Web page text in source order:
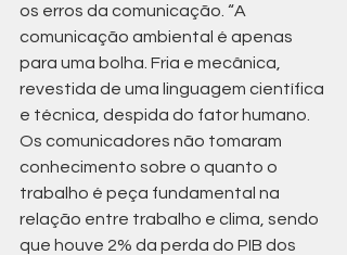
os erros da comunicação. “A
comunicação ambiental é apenas
para uma bolha. Fria e mecânica,
revestida de uma linguagem científica
e técnica, despida do fator humano.
Os comunicadores não tomaram
conhecimento sobre o quanto o
trabalho é peça fundamental na
relação entre trabalho e clima, sendo
que houve 2% da perda do PIB dos